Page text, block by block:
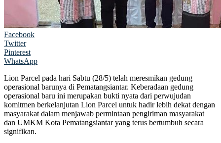
Facebook
Twitter
Pinterest
WhatsApp
Lion Parcel pada hari Sabtu (28/5) telah meresmikan gedung
operasional barunya di Pematangsiantar. Keberadaan gedung
operasional baru ini merupakan bukti nyata dari perwujudan
komitmen berkelanjutan Lion Parcel untuk hadir lebih dekat dengan
masyarakat dalam menjawab permintaan pengiriman masyarakat
dan UMKM Kota Pematangsiantar yang terus bertumbuh secara
signifikan.